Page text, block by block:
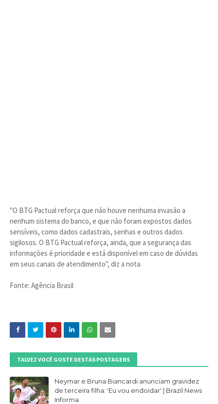
"O BTG Pactual reforça que não houve nenhuma invasão a
nenhum sistema do banco, e que não foram expostos dados
sensíveis, como dados cadastrais, senhas e outros dados
sigilosos. O BTG Pactual reforça, ainda, que a segurança das
informações é prioridade e está disponível em caso de dúvidas
em seus canais de atendimento", diz a nota.
Fonte: Agência Brasil
TALVEZ VOCÊ GOSTE DESTAS POSTAGENS
Neymar e Bruna Biancardi anunciam gravidez
de terceira filha: 'Eu vou endoidar' | Brazil News
Informa